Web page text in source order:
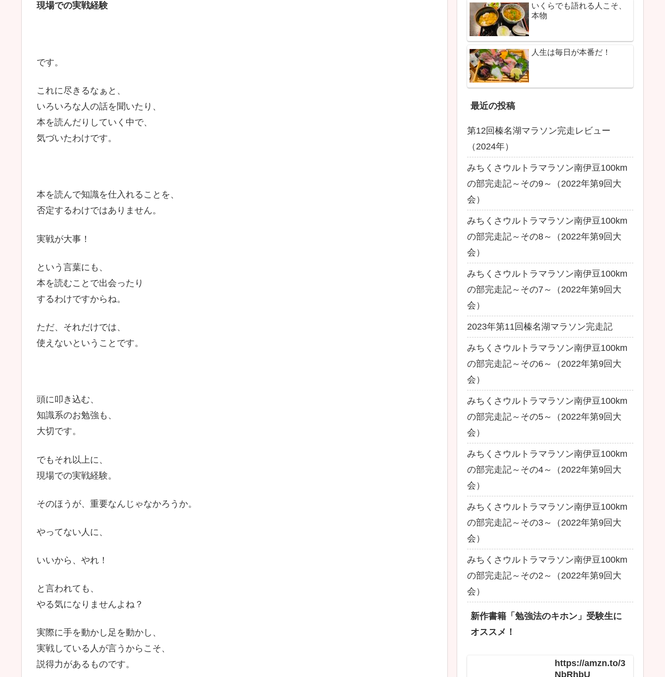
現場での実戦経験
です。
これに尽きるなぁと、
いろいろな人の話を聞いたり、
本を読んだりしていく中で、
気づいたわけです。
本を読んで知識を仕入れることを、
否定するわけではありません。
実戦が大事！
という言葉にも、
本を読むことで出会ったり
するわけですからね。
ただ、それだけでは、
使えないということです。
頭に叩き込む、
知識系のお勉強も、
大切です。
でもそれ以上に、
現場での実戦経験。
そのほうが、重要なんじゃなかろうか。
やってない人に、
いいから、やれ！
と言われても、
やる気になりませんよね？
実際に手を動かし足を動かし、
実戦している人が言うからこそ、
説得力があるものです。
いくらでも語れる人こそ、
本物
人生は毎日が本番だ！
最近の投稿
第12回榛名湖マラソン完走レビュー
（2024年）
みちくさウルトラマラソン南伊豆100km
の部完走記～その9～（2022年第9回大
会）
みちくさウルトラマラソン南伊豆100km
の部完走記～その8～（2022年第9回大
会）
みちくさウルトラマラソン南伊豆100km
の部完走記～その7～（2022年第9回大
会）
2023年第11回榛名湖マラソン完走記
みちくさウルトラマラソン南伊豆100km
の部完走記～その6～（2022年第9回大
会）
みちくさウルトラマラソン南伊豆100km
の部完走記～その5～（2022年第9回大
会）
みちくさウルトラマラソン南伊豆100km
の部完走記～その4～（2022年第9回大
会）
みちくさウルトラマラソン南伊豆100km
の部完走記～その3～（2022年第9回大
会）
みちくさウルトラマラソン南伊豆100km
の部完走記～その2～（2022年第9回大
会）
新作書籍「勉強法のキホン」受験生に
オススメ！
https://amzn.to/3
NbRhbU